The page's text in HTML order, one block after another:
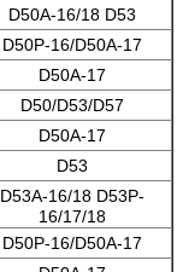
D50A-16/18 D53
D50P-16/D50A-17
D50A-17
D50/D53/D57
D50A-17
D53
D53A-16/18 D53P-
16/17/18
D50P-16/D50A-17